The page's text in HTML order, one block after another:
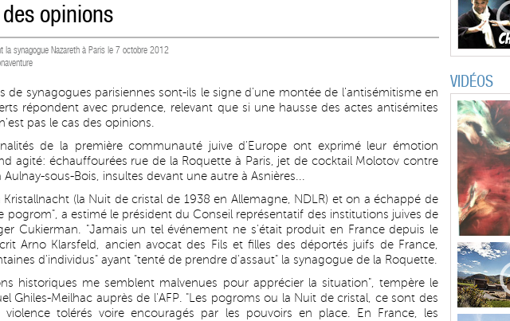
opinions
la synagogue Nazareth à Paris le 7 octobre 2012
de synagogues parisiennes sont-ils le signe d'une montée de l'antisémitisme en
répondent avec prudence, relevant que si une hausse des actes antisémites
pas le cas des opinions.
de la première communauté juive d'Europe ont exprimé leur émotion
agité: échauffourées rue de la Roquette à Paris, jet de cocktail Molotov contre
sous-Bois, insultes devant une autre à Asnières...
(la Nuit de cristal de 1938 en Allemagne, NDLR) et on a échappé de
pogrom", a estimé le président du Conseil représentatif des institutions juives de
Cukierman. "Jamais un tel événement ne s'était produit en France depuis le
Arno Klarsfeld, ancien avocat des Fils et filles des déportés juifs de France,
d'individus" ayant "tenté de prendre d'assaut" la synagogue de la Roquette.
historiques me semblent malvenues pour apprécier la situation", tempère le
Ghiles-Meilhac auprès de l'AFP. "Les pogroms ou la Nuit de cristal, ce sont des
violence tolérés voire encouragés par les pouvoirs en place. En France, les
VIDÉOS